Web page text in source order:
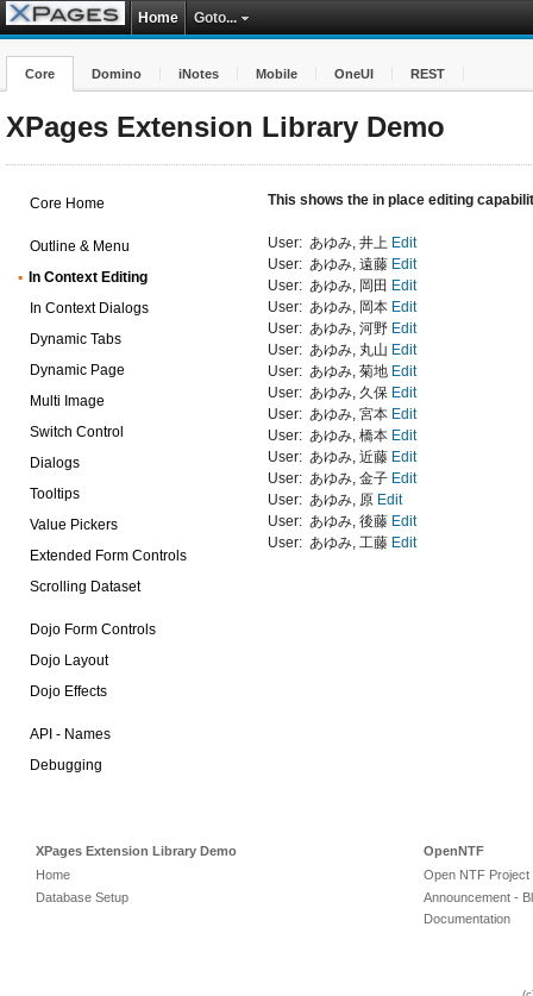
Home Goto...
Core Domino iNotes Mobile OneUI REST
XPages Extension Library Demo
Core Home
Outline & Menu
In Context Editing
In Context Dialogs
Dynamic Tabs
Dynamic Page
Multi Image
Switch Control
Dialogs
Tooltips
Value Pickers
Extended Form Controls
Scrolling Dataset
Dojo Form Controls
Dojo Layout
Dojo Effects
API - Names
Debugging
This shows the in place editing
User: あゆみ, 井上 Edit
User: あゆみ, 遠藤 Edit
User: あゆみ, 岡田 Edit
User: あゆみ, 岡本 Edit
User: あゆみ, 河野 Edit
User: あゆみ, 丸山 Edit
User: あゆみ, 菊地 Edit
User: あゆみ, 久保 Edit
User: あゆみ, 宮本 Edit
User: あゆみ, 橋本 Edit
User: あゆみ, 近藤 Edit
User: あゆみ, 金子 Edit
User: あゆみ, 原 Edit
User: あゆみ, 後藤 Edit
User: あゆみ, 工藤 Edit
XPages Extension Library Demo
OpenNTF
Home
Database Setup
Open NTF Project
Announcement -
Documentation